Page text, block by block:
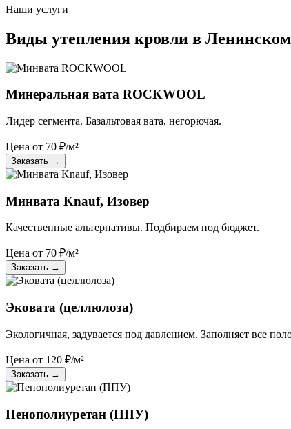
Наши услуги
Виды утепления кровли в
Минеральная вата ROCKWOOL
Лидер сегмента. Базальтовая вата, негорючая.
Цена от 70 ₽/м²
Заказать →
Минвата Knauf, Изовер
Качественные альтернативы. Подбираем под бюджет.
Цена от 70 ₽/м²
Заказать →
Эковата (целлюлоза)
Экологичная, задувается под давлением. Заполняет все
Цена от 120 ₽/м²
Заказать →
Пенополиуретан (ППУ)